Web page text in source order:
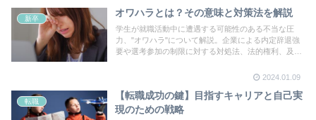
新卒
オワハラとは？その意味と対策法を解説
学生が就職活動中に遭遇する可能性のある不当な圧
力、"オワハラ"について解説。企業による内定辞退強
要や選考参加の制限に対する対処法、法的権利、及び
2024.01.09
転職
【転職成功の鍵】目指すキャリアと自己実
現のための戦略